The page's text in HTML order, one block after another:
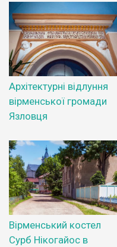
Архітектурні відлуння
вірменської громади
Язловця
Вірменський костел
Сурб Нікогайос в